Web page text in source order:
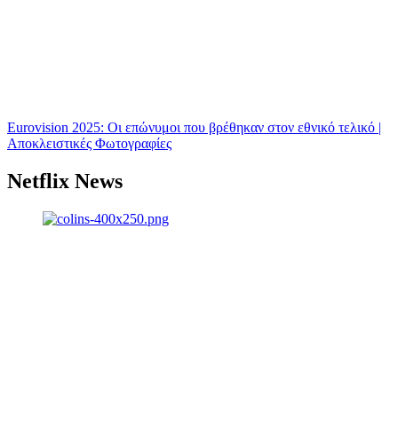
Eurovision 2025: Οι επώνυμοι που βρέθηκαν στον εθνικό τελικό |
Αποκλειστικές Φωτογραφίες
Netflix News